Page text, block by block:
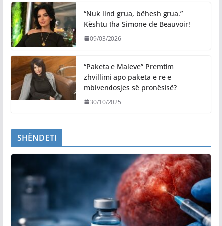
“Nuk lind grua, bëhesh grua.”
Kështu tha Simone de Beauvoir!
09/03/2026
“Paketa e Maleve” Premtim
zhvillimi apo paketa e re e
mbivendosjes së pronësisë?
30/10/2025
SHËNDETI